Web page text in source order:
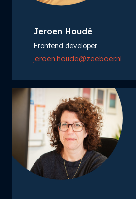
Jeroen Houdé
Frontend developer
jeroen.houde@zeeboer.nl